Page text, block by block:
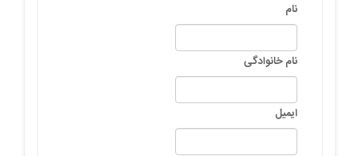
نام
نام خانوادگی
ایمیل